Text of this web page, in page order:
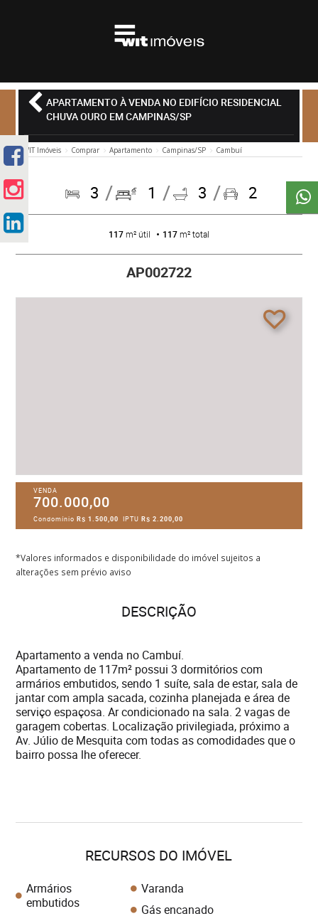
APARTAMENTO À VENDA NO EDIFÍCIO RESIDENCIAL
CHUVA OURO EM CAMPINAS/SP
WIT Imóveis Comprar Apartamento Campinas/SP Cambuí
3 1 3 2
117m² útil 117m² total
AP002722
VENDA
700.000,00
CondomínioR$ 1.500,00 IPTUR$ 2.200,00
*Valores informados e disponibilidade do imóvel sujeitos a
alterações sem prévio aviso
DESCRIÇÃO
Apartamento a venda no Cambuí.
Apartamento de 117m² possui 3 dormitórios com
armários embutidos, sendo 1 suíte, sala de estar, sala de
jantar com ampla sacada, cozinha planejada e área de
serviço espaçosa. Ar condicionado na sala. 2 vagas de
garagem cobertas. Localização privilegiada, próximo a
Av. Júlio de Mesquita com todas as comodidades que o
bairro possa lhe oferecer.
RECURSOS DO IMÓVEL
Armários
embutidos
Varanda
Gás encanado